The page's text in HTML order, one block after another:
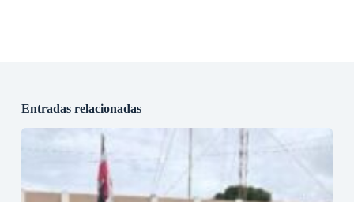
Entradas relacionadas